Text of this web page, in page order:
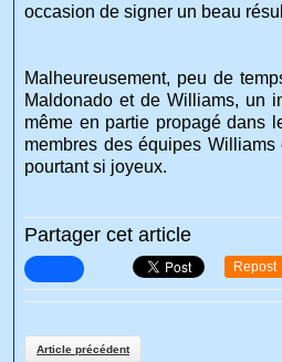
occasion de signer un beau
Malheureusement, peu de
Maldonado et de Williams, un
même en partie propagé dans
membres des équipes
pourtant si joyeux.
Partager cet article
Repost
Article précédent